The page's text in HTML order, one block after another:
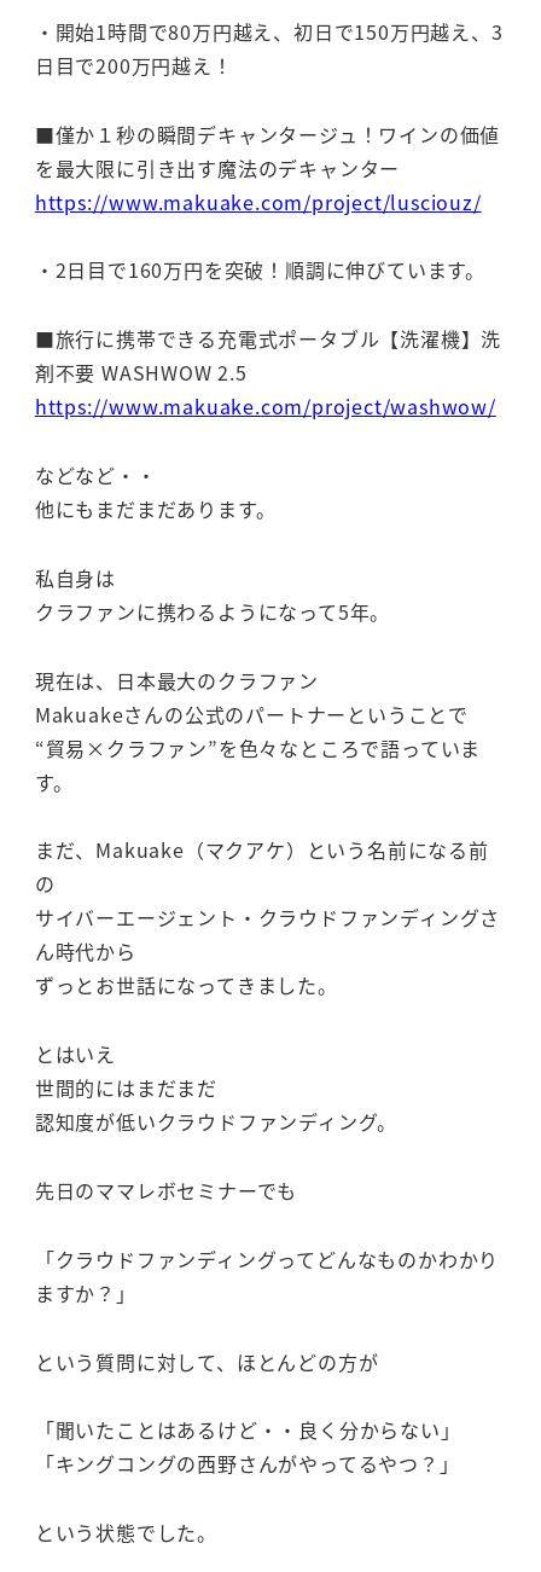
・開始1時間で80万円越え、初日で150万円越え、3
日目で200万円越え！
■僅か１秒の瞬間デキャンタージュ！ワインの価値
を最大限に引き出す魔法のデキャンター
https://www.makuake.com/project/lusciouz/
・2日目で160万円を突破！順調に伸びています。
■旅行に携帯できる充電式ポータブル【洗濯機】洗
剤不要 WASHWOW 2.5
https://www.makuake.com/project/washwow/
などなど・・
他にもまだまだあります。
私自身は
クラファンに携わるようになって5年。
現在は、日本最大のクラファン
Makuakeさんの公式のパートナーということで
“貿易×クラファン”を色々なところで語っていま
す。
まだ、Makuake（マクアケ）という名前になる前
の
サイバーエージェント・クラウドファンディングさ
ん時代から
ずっとお世話になってきました。
とはいえ
世間的にはまだまだ
認知度が低いクラウドファンディング。
先日のママレボセミナーでも
「クラウドファンディングってどんなものかわかり
ますか？」
という質問に対して、ほとんどの方が
「聞いたことはあるけど・・良く分からない」
「キングコングの西野さんがやってるやつ？」
という状態でした。